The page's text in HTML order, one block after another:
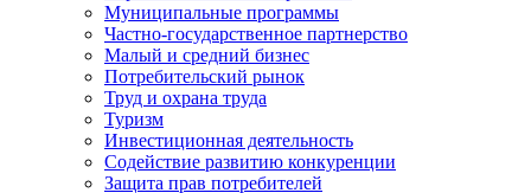
Муниципальные программы
Частно-государственное партнерство
Малый и средний бизнес
Потребительский рынок
Труд и охрана труда
Туризм
Инвестиционная деятельность
Содействие развитию конкуренции
Защита прав потребителей